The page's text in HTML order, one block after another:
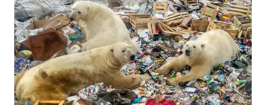
WN
DAIRI
WN
DANAU
TOBA